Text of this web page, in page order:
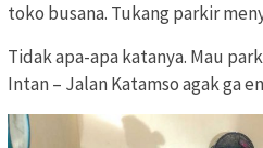
toko busana. Tukang parkir
Tidak apa-apa katanya. Mau
Intan – Jalan Katamso agak ga